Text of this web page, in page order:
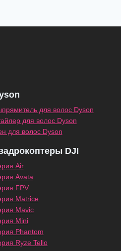
для волос Dyson
для волос Dyson
для волос Dyson
DJI
Air
Avata
FPV
Matrice
Mavic
Mini
Phantom
Ryze Tello